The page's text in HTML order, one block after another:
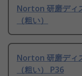
Norton 研磨ディ
（粗い）
Norton 研磨ディ
（粗い） P36